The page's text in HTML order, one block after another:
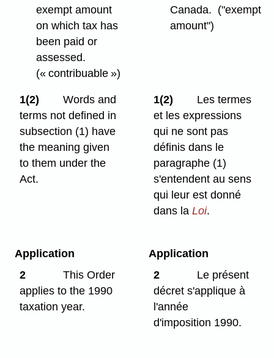
exempt amount
on which tax has
been paid or
assessed.
(« contribuable »)
Canada. ("exempt
amount")
1(2)
Words and
terms not defined in
subsection (1) have
the meaning given
to them under the
Act.
1(2)
Les termes
et les expressions
qui ne sont pas
définis dans le
paragraphe (1)
s'entendent au sens
qui leur est donné
dans laLoi.
Application
2
This Order
applies to the 1990
taxation year.
Application
2
Le présent
décret s'applique à
l'année
d'imposition 1990.